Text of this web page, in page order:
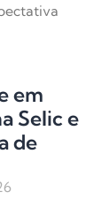
em
Selic e
de